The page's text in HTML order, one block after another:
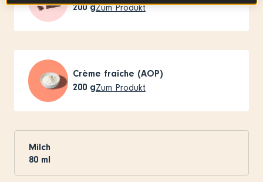
200gZum Produkt
Crème fraîche (AOP)
200 gZum Produkt
Milch
80 ml